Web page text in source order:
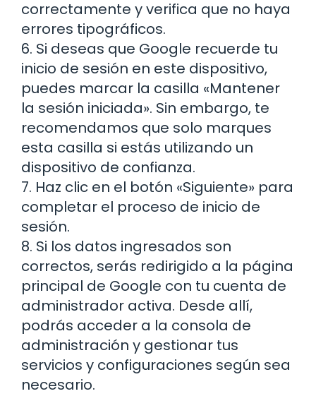
correctamente y verifica que no haya
errores tipográficos.
6. Si deseas que Google recuerde tu
inicio de sesión en este dispositivo,
puedes marcar la casilla «Mantener
la sesión iniciada». Sin embargo, te
recomendamos que solo marques
esta casilla si estás utilizando un
dispositivo de confianza.
7. Haz clic en el botón «Siguiente» para
completar el proceso de inicio de
sesión.
8. Si los datos ingresados son
correctos, serás redirigido a la página
principal de Google con tu cuenta de
administrador activa. Desde allí,
podrás acceder a la consola de
administración y gestionar tus
servicios y configuraciones según sea
necesario.